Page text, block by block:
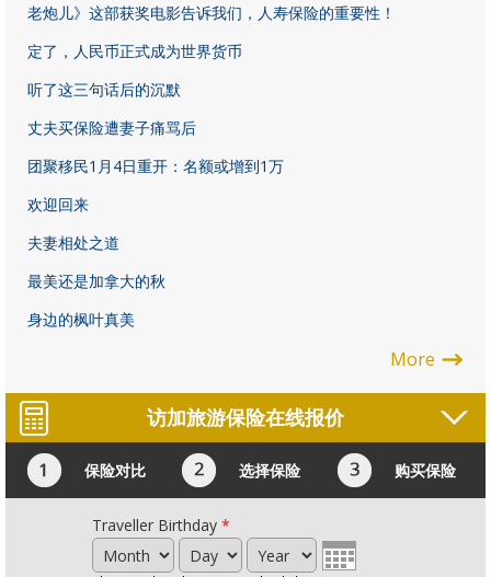
老炮儿》这部获奖电影告诉我们，人寿保险的重要性！
定了，人民币正式成为世界货币
听了这三句话后的沉默
丈夫买保险遭妻子痛骂后
团聚移民1月4日重开：名额或增到1万
欢迎回来
夫妻相处之道
最美还是加拿大的秋
身边的枫叶真美
More
访加旅游保险在线报价
保险对比 选择保险 购买保险
Traveller Birthday *
Month
Day Year